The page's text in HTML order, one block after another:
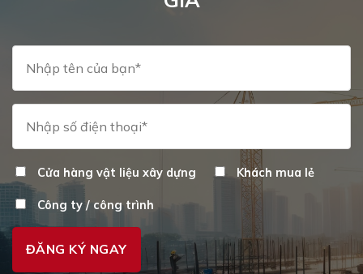
Cửa hàng vật liệu xây dựng Khách mua lẻ
Công ty / công trình